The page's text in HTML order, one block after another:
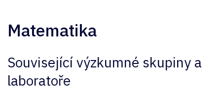
Matematika
Související výzkumné skupiny a
laboratoře